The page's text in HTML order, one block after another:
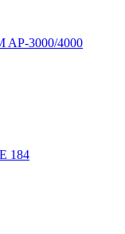
AP-3000/4000
184